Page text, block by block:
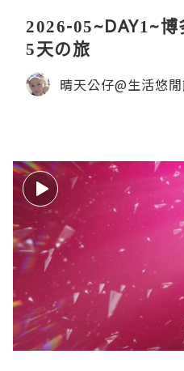
2026-05~DAY1~
5天の旅
晴天公仔@生活悠